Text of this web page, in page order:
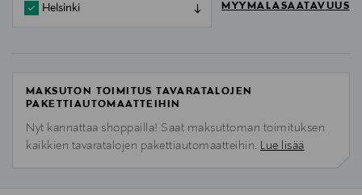
Helsinki MYYMÄLÄSAATAVUUS
MAKSUTON TOIMITUS TAVARATALOJEN
PAKETTIAUTOMAATTEIHIN
Nyt kannattaa shoppailla! Saat maksuttoman toimituksen
kaikkien tavaratalojen pakettiautomaatteihin. Lue lisää